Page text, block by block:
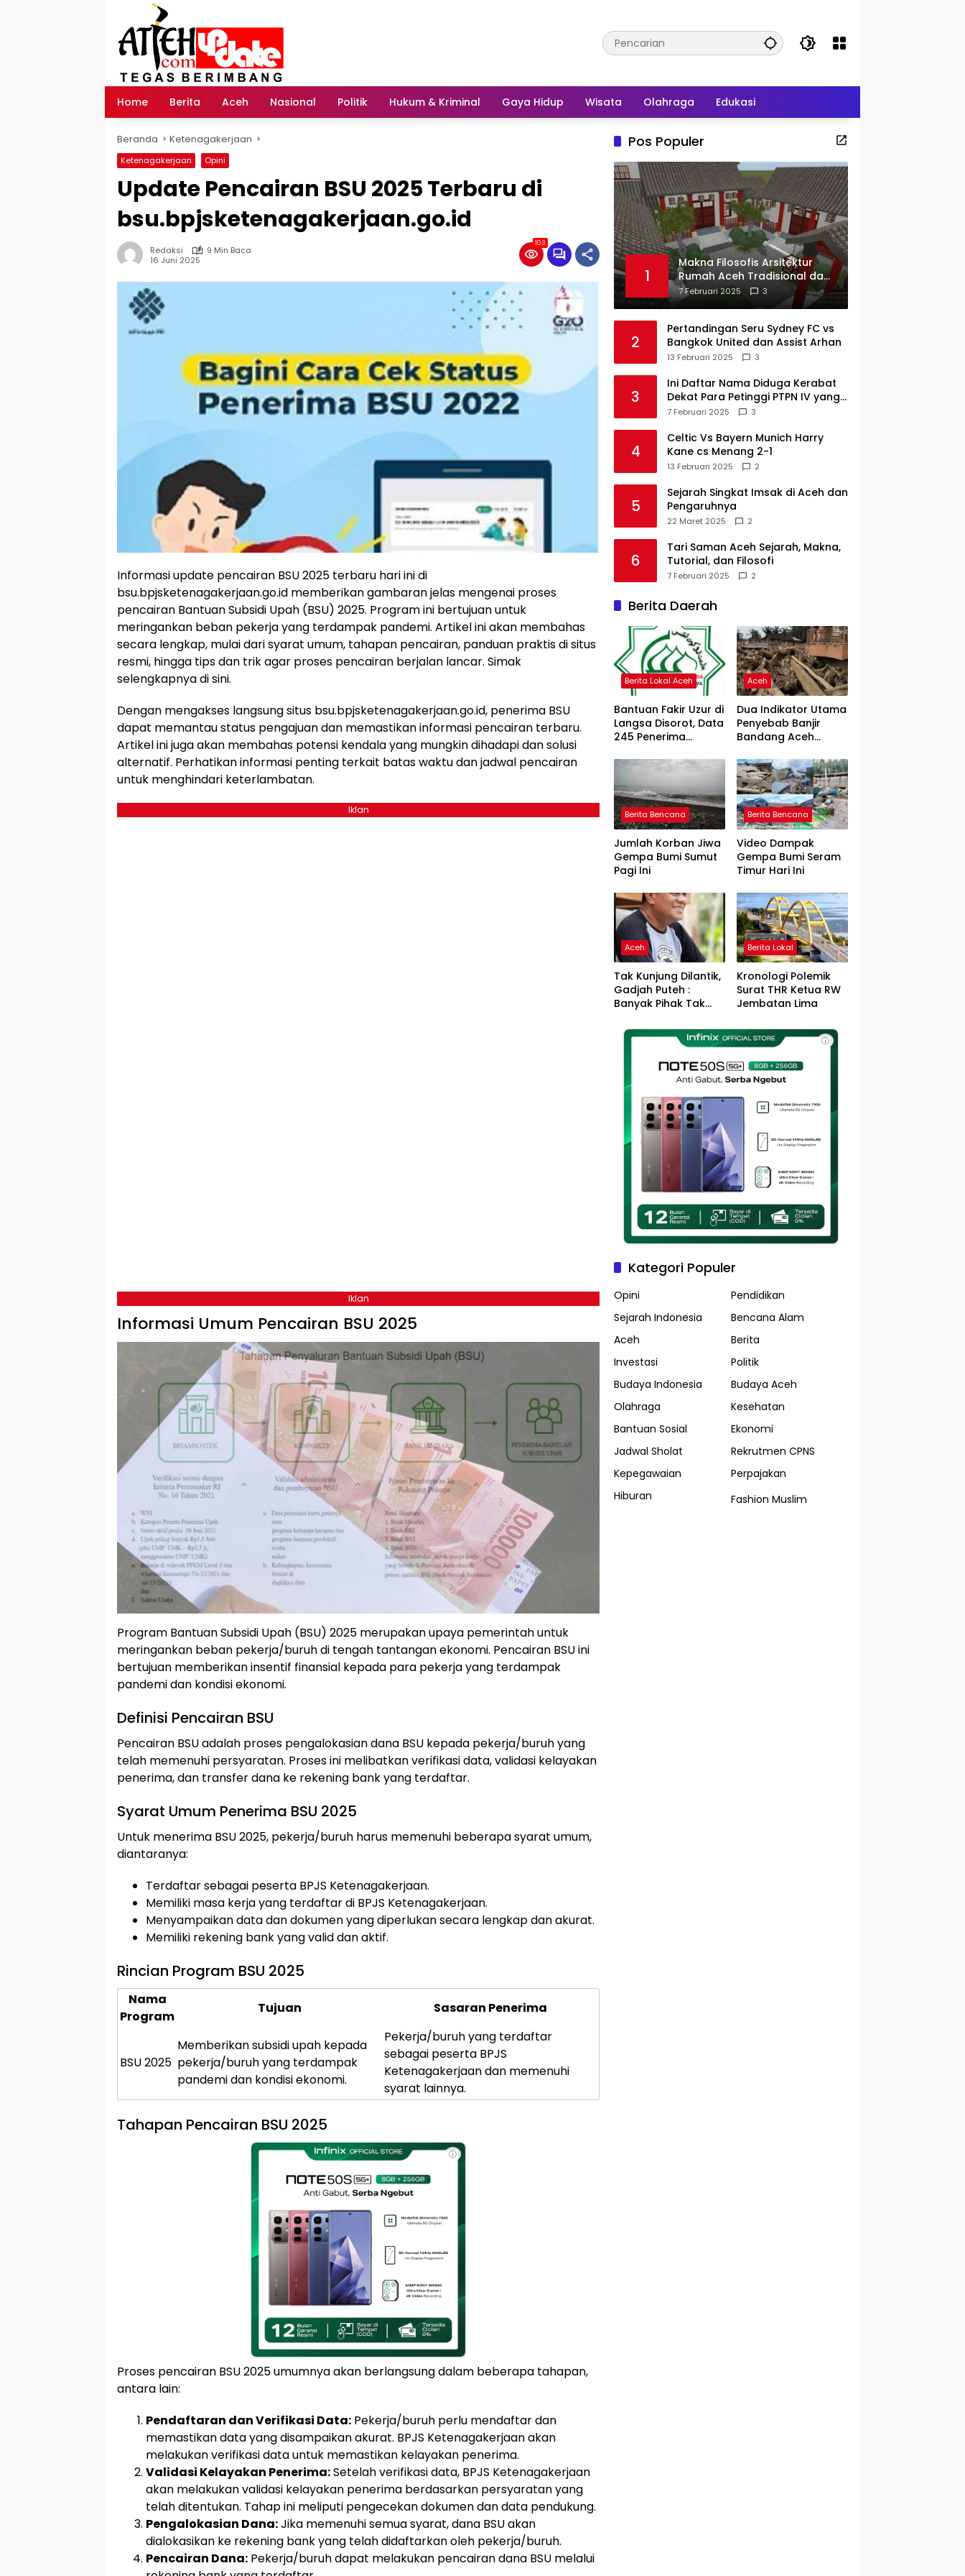
Home Berita Aceh Nasional Politik Hukum & Kriminal Gaya Hidup Wisata Olahraga Edukasi
Beranda Ketenagakerjaan
Ketenagakerjaan Opini
Update Pencairan BSU 2025 Terbaru di
bsu.bpjsketenagakerjaan.go.id
Redaksi
9 Min Baca
16 Juni 2025
103
Informasi update pencairan BSU 2025 terbaru hari ini di
bsu.bpjsketenagakerjaan.go.id memberikan gambaran jelas mengenai proses
pencairan Bantuan Subsidi Upah (BSU) 2025. Program ini bertujuan untuk
meringankan beban pekerja yang terdampak pandemi. Artikel ini akan membahas
secara lengkap, mulai dari syarat umum, tahapan pencairan, panduan praktis di situs
resmi, hingga tips dan trik agar proses pencairan berjalan lancar. Simak
selengkapnya di sini.
Dengan mengakses langsung situs bsu.bpjsketenagakerjaan.go.id, penerima BSU
dapat memantau status pengajuan dan memastikan informasi pencairan terbaru.
Artikel ini juga akan membahas potensi kendala yang mungkin dihadapi dan solusi
alternatif. Perhatikan informasi penting terkait batas waktu dan jadwal pencairan
untuk menghindari keterlambatan.
Iklan
ⓘ
Iklan
Informasi Umum Pencairan BSU 2025
Program Bantuan Subsidi Upah (BSU) 2025 merupakan upaya pemerintah untuk
meringankan beban pekerja/buruh di tengah tantangan ekonomi. Pencairan BSU ini
bertujuan memberikan insentif finansial kepada para pekerja yang terdampak
pandemi dan kondisi ekonomi.
Definisi Pencairan BSU
Pencairan BSU adalah proses pengalokasian dana BSU kepada pekerja/buruh yang
telah memenuhi persyaratan. Proses ini melibatkan verifikasi data, validasi kelayakan
penerima, dan transfer dana ke rekening bank yang terdaftar.
Syarat Umum Penerima BSU 2025
Untuk menerima BSU 2025, pekerja/buruh harus memenuhi beberapa syarat umum,
diantaranya:
Terdaftar sebagai peserta BPJS Ketenagakerjaan.
Memiliki masa kerja yang terdaftar di BPJS Ketenagakerjaan.
Menyampaikan data dan dokumen yang diperlukan secara lengkap dan akurat.
Memiliki rekening bank yang valid dan aktif.
Rincian Program BSU 2025
Nama
Program
Tujuan Sasaran Penerima
BSU 2025
Memberikan subsidi upah kepada
pekerja/buruh yang terdampak
pandemi dan kondisi ekonomi.
Pekerja/buruh yang terdaftar
sebagai peserta BPJS
Ketenagakerjaan dan memenuhi
syarat lainnya.
Tahapan Pencairan BSU 2025
ⓘ
Proses pencairan BSU 2025 umumnya akan berlangsung dalam beberapa tahapan,
antara lain:
Pendaftaran dan Verifikasi Data: Pekerja/buruh perlu mendaftar dan
memastikan data yang disampaikan akurat. BPJS Ketenagakerjaan akan
melakukan verifikasi data untuk memastikan kelayakan penerima.
Validasi Kelayakan Penerima:Setelah verifikasi data, BPJS Ketenagakerjaan
akan melakukan validasi kelayakan penerima berdasarkan persyaratan yang
telah ditentukan. Tahap ini meliputi pengecekan dokumen dan data pendukung.
Pengalokasian Dana:Jika memenuhi semua syarat, dana BSU akan
dialokasikan ke rekening bank yang telah didaftarkan oleh pekerja/buruh.
Pencairan Dana: Pekerja/buruh dapat melakukan pencairan dana BSU melalui
Pos Populer
1
Makna Filosofis Arsitektur
Rumah Aceh Tradisional dan
Sejarah Perkembangannya
7 Februari 2025 3
2
Pertandingan Seru Sydney FC vs
Bangkok United dan Assist Arhan
13 Februari 2025 3
3
Ini Daftar Nama Diduga Kerabat
Dekat Para Petinggi PTPN IV yang
Lulus PKWT
7 Februari 2025 3
4
Celtic Vs Bayern Munich Harry
Kane cs Menang 2-1
13 Februari 2025 2
5
Sejarah Singkat Imsak di Aceh dan
Pengaruhnya
22 Maret 2025 2
6
Tari Saman Aceh Sejarah, Makna,
Tutorial, dan Filosofi
7 Februari 2025 2
Berita Daerah
Berita Lokal Aceh
Bantuan Fakir Uzur di
Langsa Disorot, Data
245 Penerima
Aceh
Dua Indikator Utama
Penyebab Banjir
Bandang Aceh
Puteh Soroti
Kerusakan DAS
Berita Bencana
Jumlah Korban Jiwa
Gempa Bumi Sumut
Pagi Ini
Berita Bencana
Video Dampak
Gempa Bumi Seram
Timur Hari Ini
Aceh
Tak Kunjung Dilantik,
Gadjah Puteh :
Banyak Pihak Tak
Jadi Pemimpin Kota
Berita Lokal
Kronologi Polemik
Surat THR Ketua RW
Jembatan Lima
ⓘ
Kategori Populer
Opini
Pendidikan
Sejarah Indonesia
Bencana Alam
Aceh
Berita
Investasi
Politik
Budaya Indonesia
Budaya Aceh
Olahraga
Kesehatan
Bantuan Sosial
Ekonomi
Jadwal Sholat
Rekrutmen CPNS
Kepegawaian
Perpajakan
Hiburan
Fashion Muslim